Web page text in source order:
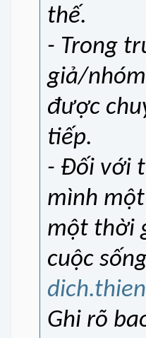
thế.
- Trong
giả/
được
tiếp.
- Đối với
mình
một thời
cuộc
Ghi rõ